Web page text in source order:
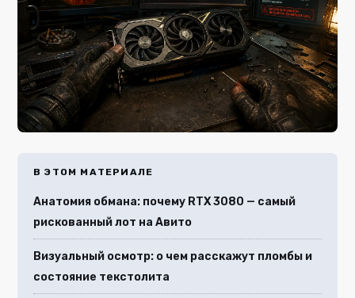
В ЭТОМ МАТЕРИАЛЕ
Анатомия обмана: почему RTX 3080 — самый
рискованный лот на Авито
Визуальный осмотр: о чем расскажут пломбы и
состояние текстолита